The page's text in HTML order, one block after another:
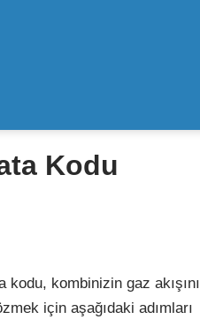
Kodu
kodu, kombinizin gaz akışını
için aşağıdaki adımları